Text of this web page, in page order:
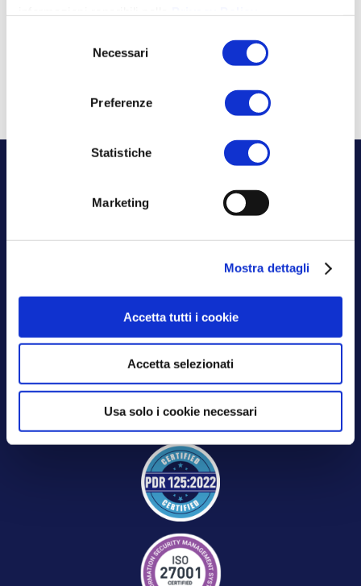
Necessari
Preferenze
Statistiche
Marketing
Mostra dettagli
Accetta tutti i cookie
Accetta selezionati
Usa solo i cookie necessari
Opportunità con la Certificazione UNI/PdR
Luglio 8, 2025
Aksilia certificata
ISO 9001:2015